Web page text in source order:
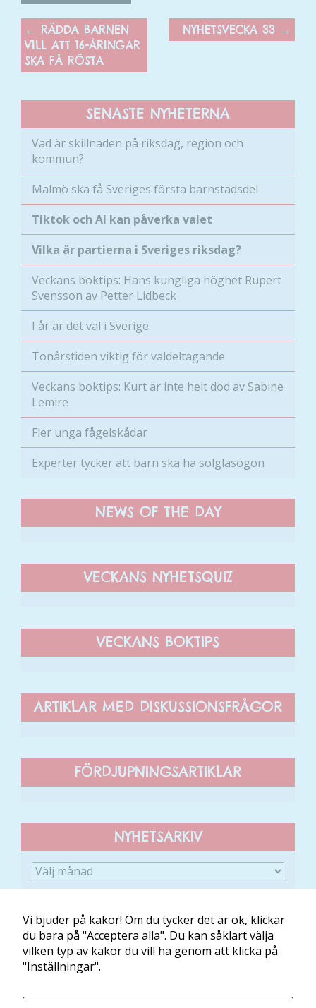
← RÄDDA BARNEN
VILL ATT 16-ÅRINGAR
SKA FÅ RÖSTA
NYHETSVECKA 33 →
SENASTE NYHETERNA
Vad är skillnaden på riksdag, region och
kommun?
Malmö ska få Sveriges första barnstadsdel
Tiktok och AI kan påverka valet
Vilka är partierna i Sveriges riksdag?
Veckans boktips: Hans kungliga höghet Rupert
Svensson av Petter Lidbeck
I år är det val i Sverige
Tonårstiden viktig för valdeltagande
Veckans boktips: Kurt är inte helt död av Sabine
Lemire
Fler unga fågelskådar
Experter tycker att barn ska ha solglasögon
NEWS OF THE DAY
VECKANS NYHETSQUIZ
VECKANS BOKTIPS
ARTIKLAR MED DISKUSSIONSFRÅGOR
FÖRDJUPNINGSARTIKLAR
NYHETSARKIV
Om Minibladet Villkor Mina kakor
Vi bjuder på kakor! Om du tycker det är ok, klickar
du bara på "Acceptera alla". Du kan såklart välja
vilken typ av kakor du vill ha genom att klicka på
"Inställningar".